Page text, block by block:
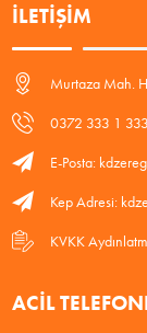
İLETIŞIM
Murtaza Mah.
0372 333 1 333
E-Posta:
Kep Adresi:
KVKK
ACIL